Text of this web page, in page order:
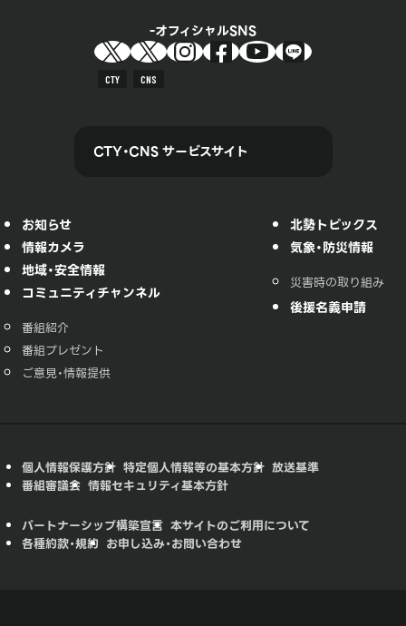
オフィシャルSNS
CTY CNS
CTY・CNS サービスサイト
お知らせ
情報カメラ
地域・安全情報
コミュニティチャンネル
番組紹介
番組プレゼント
ご意見・情報提供
北勢トピックス
気象・防災情報
災害時の取り組み
後援名義申請
個人情報保護方針 特定個人情報等の基本方針 放送基準
番組審議会 情報セキュリティ基本方針
パートナーシップ構築宣言 本サイトのご利用について
各種約款・規約 お申し込み・お問い合わせ